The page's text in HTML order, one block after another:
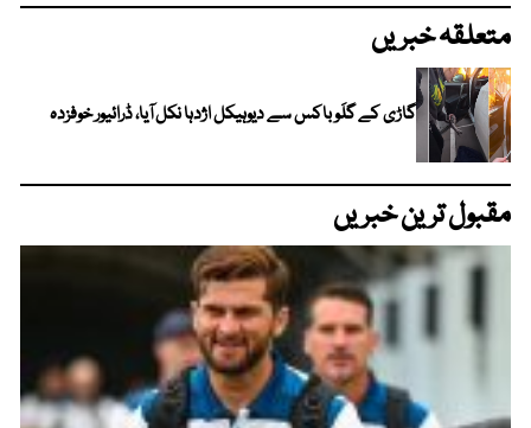
متعلقہ خبریں
گاڑی کے گلَو باکس سے دیوہیکل اژدہا نکل آیا، ڈرائیور خوفزدہ
مقبول ترین خبریں